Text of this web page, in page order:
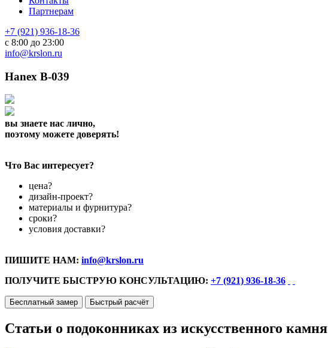
Партнерам
+7 (921) 936-18-36
с 8:00 до 23:00
info@krslon.ru
Hanex B-039
вы знаете нас лично,
поэтому можете доверять!
Что Вас интересует?
цена?
дизайн-проект?
материалы и фурнитура?
сроки?
условия доставки?
ПИШИТЕ НАМ: info@krslon.ru
ПОЛУЧИТЕ БЫСТРУЮ КОНСУЛЬТАЦИЮ: +7 (921) 936-18-36
Бесплатный замер Быстрый расчёт
Статьи о подоконниках из искусственного камня